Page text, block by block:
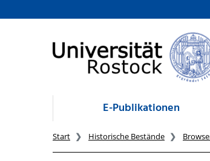
zum Inhalt
E-Publikationen
Start Historische Bestände